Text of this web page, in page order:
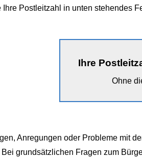
Ihre Postleitzahl in unten stehendes
Ihre
Ohne
Anregungen oder Probleme mit
grundsätzlichen Fragen zum